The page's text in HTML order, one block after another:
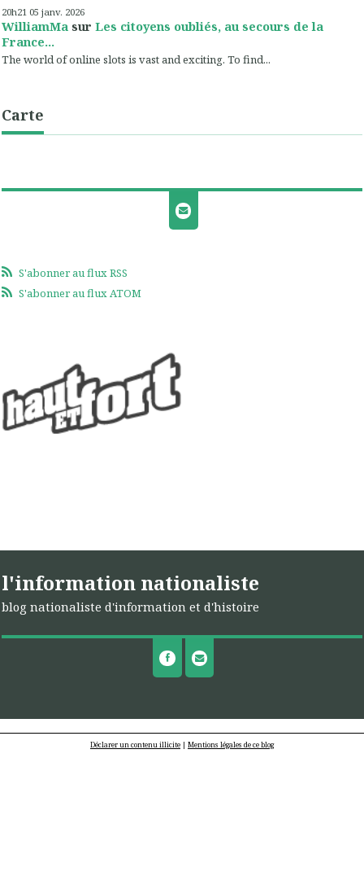
20h21 05 janv. 2026
WilliamMa sur Les citoyens oubliés, au secours de la
France...
The world of online slots is vast and exciting. To find...
Carte
S'abonner au flux RSS
S'abonner au flux ATOM
l'information nationaliste
blog nationaliste d'information et d'histoire
Déclarer un contenu illicite | Mentions légales de ce blog